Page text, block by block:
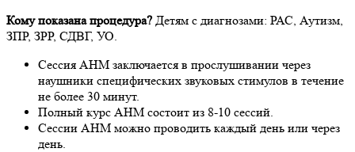
Кому показана процедура? Детям с диагнозами: РАС, Аутизм,
ЗПР, ЗРР, СДВГ, УО.
Сессия АНМ заключается в прослушивании через
наушники специфических звуковых стимулов в течение
не более 30 минут.
Полный курс АНМ состоит из 8-10 сессий.
Сессии АНМ можно проводить каждый день или через
день.